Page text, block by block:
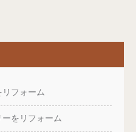
フォーム
をリフォーム